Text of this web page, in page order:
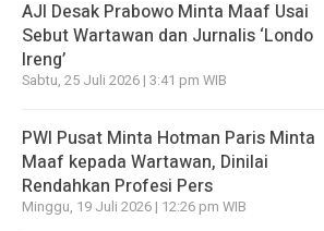
AJI Desak Prabowo Minta Maaf Usai
Sebut Wartawan dan Jurnalis ‘Londo
Ireng’
Sabtu, 25 Juli 2026 | 3:41 pm WIB
PWI Pusat Minta Hotman Paris Minta
Maaf kepada Wartawan, Dinilai
Rendahkan Profesi Pers
Minggu, 19 Juli 2026 | 12:26 pm WIB